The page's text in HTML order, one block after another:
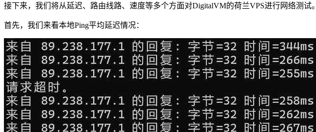
接下来，我们将从延迟、路由线路、速度等多个方面对DigitalVM的荷兰VPS进行网络测试。
首先，我们来看本地Ping平均延迟情况：